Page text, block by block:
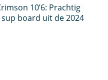
10’6: Prachtig
board uit de 2024